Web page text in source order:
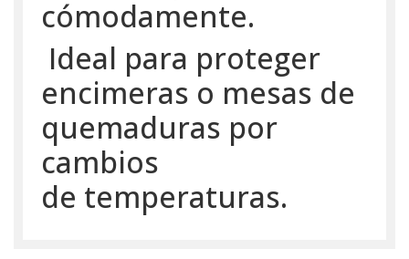
cómodamente.
Ideal para proteger
encimeras o mesas de
quemaduras por
cambios
de temperaturas.